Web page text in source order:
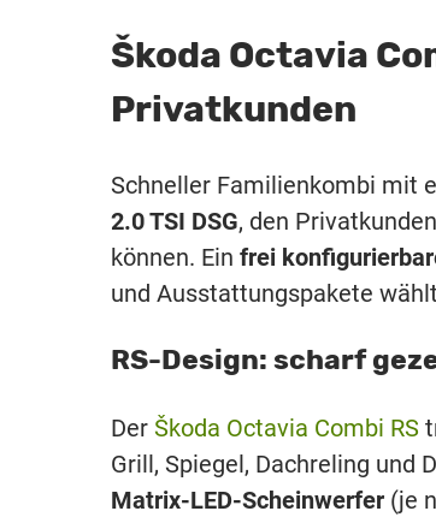
Škoda Octavia
Privatkunden
Schneller Familienkombi mit
2.0 TSI DSG, den
können. Ein frei
und Ausstattungspakete
RS-Design: scharf
Der Škoda Octavia Combi RS
Grill, Spiegel, Dachreling
Matrix-LED-Scheinwerfer (je